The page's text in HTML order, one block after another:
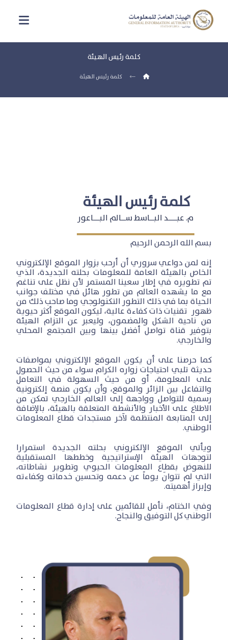
كلمة رئيس الهيئة
كلمة رئيس الهيئة
كلمة رئيس الهيئة
م. عبــــد البــاسط ســالم البـــاعور
بسم الله الرحمن الرحيم
إنه لمن دواعي سروري أن أرحب بزوار الموقع الإلكتروني
الخاص بالهيئة العامة للمعلومات بحلته الجديدة، الذي
تم تطويره في إطار سعينا المستمر لأن نظل على تناغم
مع ما يشهده العالم من تطور هائل في مختلف جوانب
الحياة بما في ذلك التطور التكنولوجي وما صاحب ذلك من
ظهور تقنيات ذات كفاءة عالية، ليكون الموقع أكثر حيوية
من ناحية الشكل والمضمون، وليعبر عن التزام الهيئة
بتوفير قناة تواصل أفضل بينها وبين المجتمع المحلي
والخارجي.
كما حرصنا على أن يكون الموقع الإلكتروني بمواصفات
حديثة تلبي احتياجات زواره الكرام سواء من حيث الحصول
على المعلومة، أو من حيث السهولة في التعامل
والتفاعل بين الزائر والموقع، وأن يكون منصة إلكترونية
رسمية للتواصل وواجهة إلى العالم الخارجي تمكن من
الاطلاع على الأخبار والأنشطة المتعلقة بالهيئة، بالإضافة
إلى المتابعة المنتظمة لآخر مستجدات قطاع المعلومات
الوطني.
ويأتي الموقع الإلكتروني بحلته الجديدة استمرارا
لتوجهات الهيئة الإستراتيجية وخططها المستقبلية
للنهوض بقطاع المعلومات الحيوي وتطوير نشاطاته،
التي لم تتوانَ يوماً عن دعمه وتحسين خدماته وكفاءته
وإبراز أهميته.
وفي الختام، نأمل للقائمين على إدارة قطاع المعلومات
الوطني كل التوفيق والنجاح.